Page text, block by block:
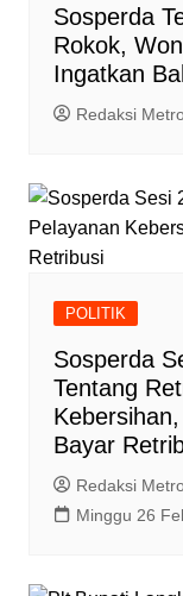
Sosperda
Rokok,
Ingatkan
Redaksi
POLITIK
Sosperda
Tentang
Bayar
Redaksi
Minggu 26